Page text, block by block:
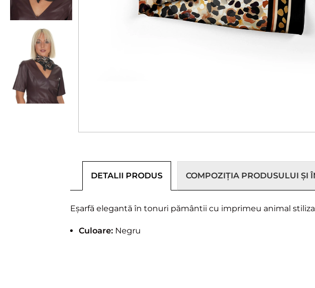
DETALII PRODUS COMPOZIȚIA PRODUSULUI ȘI
Eșarfă elegantă în tonuri pământii cu imprimeu animal
Culoare: Negru